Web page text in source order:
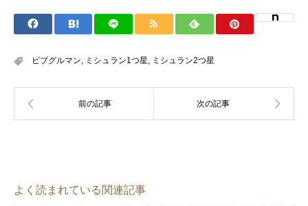
ビブグルマン, ミシュラン1つ星, ミシュラン2つ星
よく読まれている関連記事